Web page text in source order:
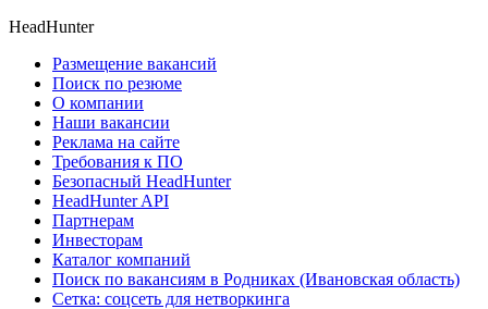
HeadHunter
Размещение вакансий
Поиск по резюме
О компании
Наши вакансии
Реклама на сайте
Требования к ПО
Безопасный HeadHunter
HeadHunter API
Партнерам
Инвесторам
Каталог компаний
Поиск по вакансиям в Родниках (Ивановская область)
Сетка: соцсеть для нетворкинга